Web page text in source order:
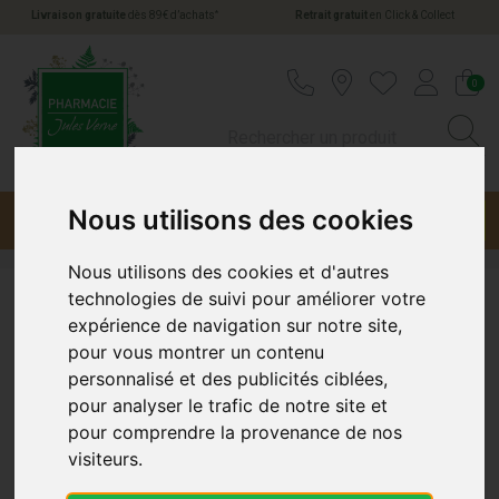
Nous utilisons des cookies
Nous utilisons des cookies et d'autres
technologies de suivi pour améliorer votre
expérience de navigation sur notre site,
pour vous montrer un contenu
personnalisé et des publicités ciblées,
pour analyser le trafic de notre site et
pour comprendre la provenance de nos
visiteurs.
Livraison gratuite dès 89€ d’achats * Retrait gratuiten Click & Collect
0
Menu Promotions
Uriage